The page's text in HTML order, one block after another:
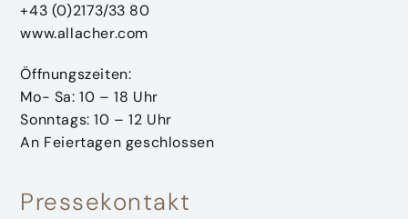
+43 (0)2173/33 80
www.allacher.com
Öffnungszeiten:
Mo- Sa: 10 – 18 Uhr
Sonntags: 10 – 12 Uhr
An Feiertagen geschlossen
Pressekontakt